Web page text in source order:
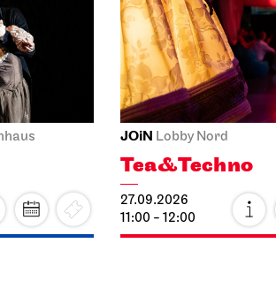
JOiN Lobby Nord
Tea&Techno
27.09.2026
11:00 - 12:00